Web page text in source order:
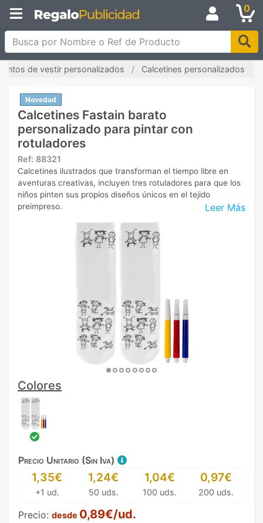
0
Busca por Nombre o Ref de Producto
de vestir personalizados Calcetines personalizados
Novedad
Calcetines Fastain barato
personalizado para pintar con
rotuladores
Ref: 88321
Leer Más
Calcetines ilustrados que transforman el tiempo libre en
aventuras creativas, incluyen tres rotuladores para que los
niños pinten sus propios diseños únicos en el tejido
preimpreso.
Colores
Precio Unitario (Sin Iva)
1,35€
+1 ud.
1,24€
50 uds.
1,04€
100 uds.
0,97€
200 uds.
Precio: desde 0,89€/ud.